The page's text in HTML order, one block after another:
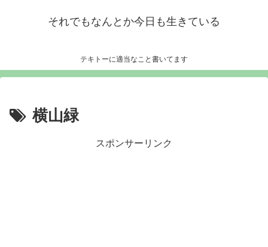
それでもなんとか今日も生きている
テキトーに適当なこと書いてます
横山緑
スポンサーリンク